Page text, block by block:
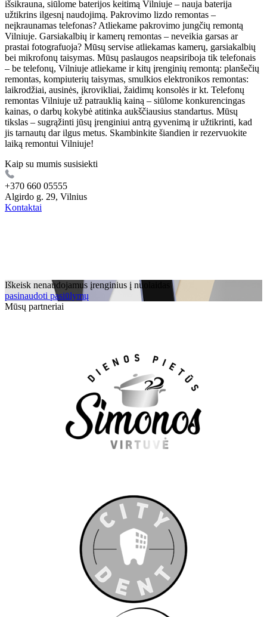
išsikrauna, siūlome baterijos keitimą Vilniuje – nauja baterija
užtikrins ilgesnį naudojimą. Pakrovimo lizdo remontas –
neįkraunamas telefonas? Atliekame pakrovimo jungčių remontą
Vilniuje. Garsiakalbių ir kamerų remontas – neveikia garsas ar
prastai fotografuoja? Mūsų servise atliekamas kamerų, garsiakalbių
bei mikrofonų taisymas. Mūsų paslaugos neapsiriboja tik telefonais
– be telefonų, Vilniuje atliekame ir kitų įrenginių remontą: planšečių
remontas, kompiuterių taisymas, smulkios elektronikos remontas:
laikrodžiai, ausinės, įkrovikliai, žaidimų konsolės ir kt. Telefonų
remontas Vilniuje už patrauklią kainą – siūlome konkurencingas
kainas, o darbų kokybė atitinka aukščiausius standartus. Mūsų
tikslas – sugrąžinti jūsų įrenginiui antrą gyvenimą ir užtikrinti, kad
jis tarnautų dar ilgus metus. Skambinkite šiandien ir rezervuokite
laiką remontui Vilniuje!
Kaip su mumis susisiekti
+370 660 05555
Algirdo g. 29, Vilnius
Kontaktai
Iškeisk nenaudojamus įrenginius į nuolaidas
pasinaudoti pasiūlymų
Mūsų partneriai